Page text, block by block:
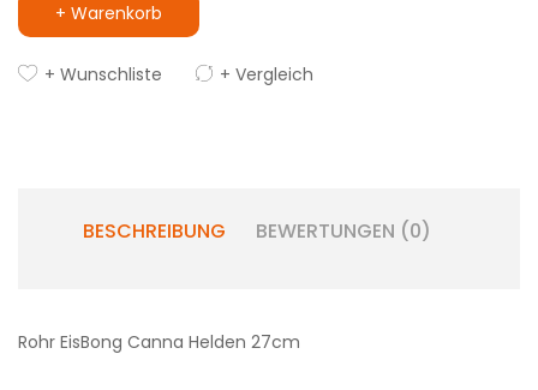
+ Warenkorb
+ Wunschliste + Vergleich
BESCHREIBUNG BEWERTUNGEN (0)
Rohr EisBong Canna Helden 27cm